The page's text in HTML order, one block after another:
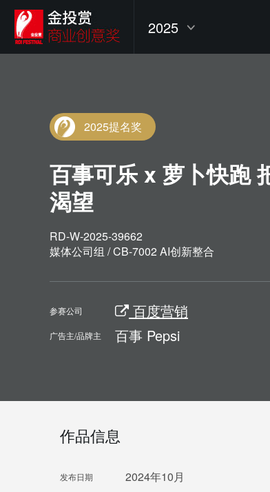
2025
2025提名奖
百事可乐 x 萝卜快跑
渴望
RD-W-2025-39662
媒体公司组 / CB-7002 AI创新整合
参赛公司 百度营销
广告主/品牌主 百事 Pepsi
作品信息
发布日期 2024年10月